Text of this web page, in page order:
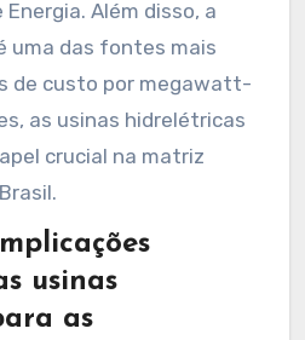
Além disso, a
uma das fontes mais
de custo por megawatt-
as usinas hidrelétricas
crucial na matriz
usinas
as